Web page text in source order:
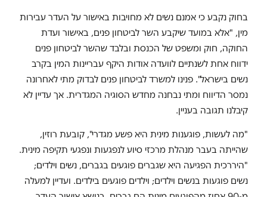
בחוק נקבע כי אמנם נשים לא מחויבות באישור על העדר עבירות
מין, "אלא במועד שיקבע השר לביטחון פנים, באישור ועדת
החוקה, חוק ומשפט של הכנסת ובלבד שהשר לביטחון פנים
ידווח אחת לשנתיים לוועדה אודות היקף עבריינות המין בקרב
נשים בישראל". פנינו למשרד לביטחון פנים לבדוק מתי לאחרונה
נמסר הדיווח ומתי נבחנה מחדש הסוגיה המגדרית. אך עדיין לא
קיבלנו תגובה בעניין.
"מה לעשות, פוגענות מינית היא פשע מגדרי", קובעת רוזין,
שהייתה בעבר מנהלת מרכזי סיוע לנפגעות ונפגעי תקיפה מינית.
"היררכית הפגיעה היא שגברים פוגעים בגברים, נשים וילדים;
נשים פוגעות בנשים וילדים; וילדים פוגעים בילדים. ועדיין למעלה